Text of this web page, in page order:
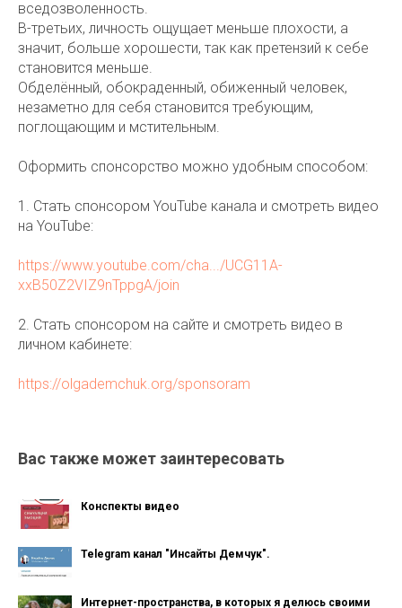
вседозволенность.
В-третьих, личность ощущает меньше плохости, а
значит, больше хорошести, так как претензий к себе
становится меньше.
Обделённый, обокраденный, обиженный человек,
незаметно для себя становится требующим,
поглощающим и мстительным.
Оформить спонсорство можно удобным способом:
1. Стать спонсором YouTube канала и смотреть видео
на YouTube:
https://www.youtube.com/cha.../UCG11A-
xxB50Z2VIZ9nTppgA/join
2. Стать спонсором на сайте и смотреть видео в
личном кабинете:
https://olgademchuk.org/sponsoram
Вас также может заинтересовать
Конспекты видео
Telegram канал "Инсайты Демчук".
Интернет-пространства, в которых я делюсь своими